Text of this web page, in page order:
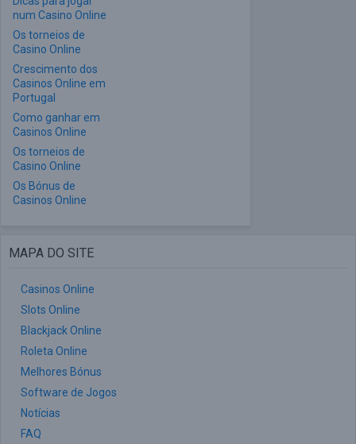
num Casino Online
Os torneios de
Casino Online
Crescimento dos
Casinos Online em
Portugal
Como ganhar em
Casinos Online
Os torneios de
Casino Online
Os Bónus de
Casinos Online
MAPA DO SITE
Casinos Online
Slots Online
Blackjack Online
Roleta Online
Melhores Bónus
Software de Jogos
Notícias
FAQ